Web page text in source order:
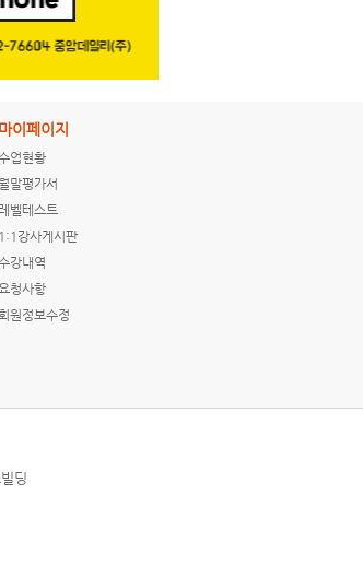
마이페이지
업현황
말평가서
레벨테스트
1:1강사게시판
강내역
청사항
원정보수정
딩